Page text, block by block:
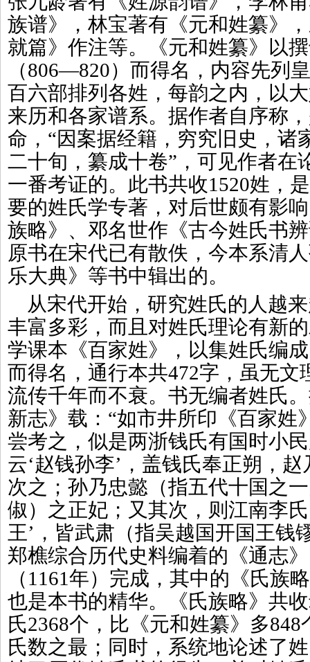
族谱》，林宝著有《元和姓纂》
就篇》作注等。《元和姓纂》以
（806—820）而得名，内容先列
百六部排列各姓，每韵之内，以
来历和各家谱系。据作者自序称
命，“因案据经籍，穷究旧史，诸
二十旬，纂成十卷”，可见作者在
一番考证的。此书共收1520姓，
要的姓氏学专著，对后世颇有影
族略》、邓名世作《古今姓氏书
原书在宋代已有散佚，今本系清
乐大典》等书中辑出的。
从宋代开始，研究姓氏的人越
丰富多彩，而且对姓氏理论有新
学课本《百家姓》，以集姓氏编
而得名，通行本共472字，虽无文
流传千年而不衰。书无编者姓氏
新志》载：“如市井所印《百家姓
尝考之，似是两浙钱氏有国时小
云‘赵钱孙李’，盖钱氏奉正朔，
次之；孙乃忠懿（指五代十国之
俶）之正妃；又其次，则江南李
王’，皆武肃（指吴越国开国王钱
郑樵综合历代史料编着的《通志
（1161年）完成，其中的《氏族
也是本书的精华。《氏族略》共
氏2368个，比《元和姓纂》多
氏数之最；同时，系统地论述了